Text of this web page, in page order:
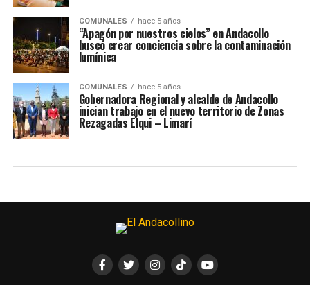
COMUNALES hace 5 años
“Apagón por nuestros cielos” en Andacollo
buscó crear conciencia sobre la contaminación
lumínica
COMUNALES hace 5 años
Gobernadora Regional y alcalde de Andacollo
inician trabajo en el nuevo territorio de Zonas
Rezagadas Elqui – Limarí